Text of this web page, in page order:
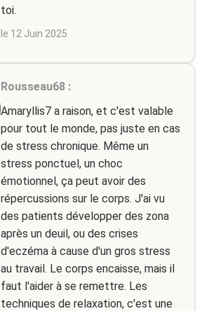
toi.
le 12 Juin 2025
Rousseau68 :
Amaryllis7 a raison, et c'est valable
pour tout le monde, pas juste en cas
de stress chronique. Même un
stress ponctuel, un choc
émotionnel, ça peut avoir des
répercussions sur le corps. J'ai vu
des patients développer des zona
après un deuil, ou des crises
d'eczéma à cause d'un gros stress
au travail. Le corps encaisse, mais il
faut l'aider à se remettre. Les
techniques de relaxation, c'est une